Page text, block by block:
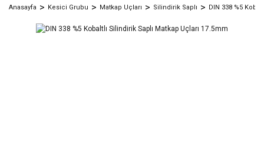
Anasayfa Kesici Grubu Matkap Uçları Silindirik Saplı DIN 338 %5